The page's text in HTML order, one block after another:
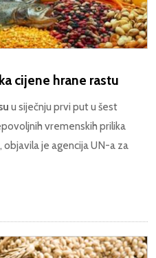
cijene hrane rastu
u siječnju prvi put u šest
vremenskih prilika
je agencija UN-a za